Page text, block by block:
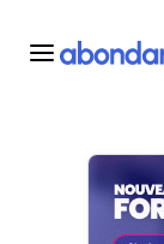
Toutes les
Actus SEO
Plateforme